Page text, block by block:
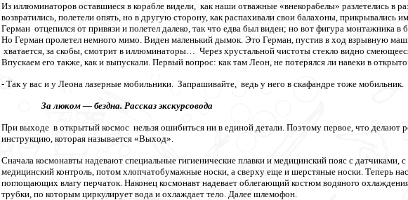
Из иллюминаторов оставшиеся в корабле видели, как наши отважные «внекорабелы» разлетелись в
возвратились, полетели опять, но в другую сторону, как распахивали свои балахоны, прикрывались
Герман отцепился от привязи и полетел далеко, так что едва был виден; но вот фигура монтажника в
Но Герман пролетел немного мимо. Виден маленький дымок. Это Герман, пустив в ход взрывную
хватается, за скобы, смотрит в иллюминаторы… Через хрустальной чистоты стекло видно
Впускаем его также, как и выпускали. Первый вопрос: как там Леон, не потерялся ли навеки в
- Так у вас и у Леона лазерные мобильники. Запрашивайте, ведь у него в скафандре тоже
За люком — бездна. Рассказ экскурсовода
При выходе в открытый космос нельзя ошибиться ни в единой детали. Поэтому первое, что
инструкцию, которая называется «Выход».
Сначала космонавты надевают специальные гигиенические плавки и медицинский пояс с
медицинский контроль, потом хлопчатобумажные носки, а сверху еще и шерстяные носки. Теперь
поглощающих влагу перчаток. Наконец космонавт надевает облегающий костюм водяного
трубки, по которым циркулирует вода и охлаждает тело. Далее шлемофон.